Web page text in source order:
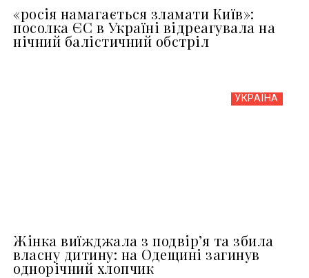
«росія намагається зламати Київ»:
посолка ЄС в Україні відреагувала на
нічний балістичний обстріл
УКРАЇНА
Жінка виїжджала з подвір’я та збила
власну дитину: на Одещині загинув
однорічний хлопчик